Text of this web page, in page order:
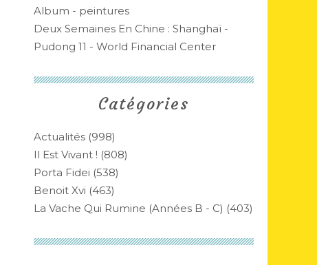
Catégories
Actualités (998)
Il Est Vivant ! (808)
Porta Fidei (538)
Benoit Xvi (463)
La Vache Qui Rumine (années B - C) (403)
Album - peintures
Deux Semaines En Chine : Shanghaï -
Pudong 11 - World Financial Center